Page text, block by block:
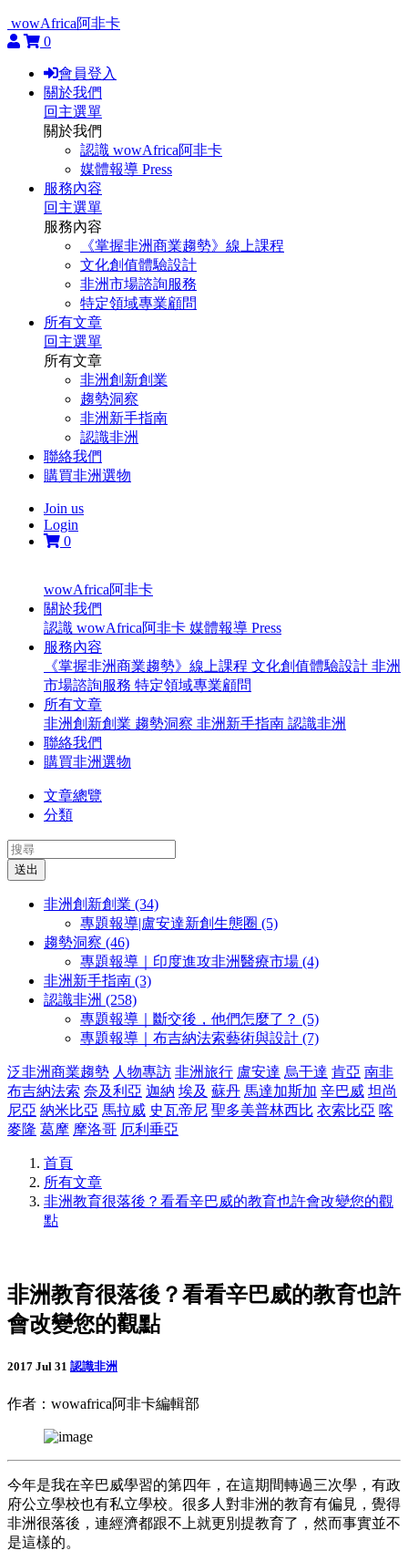
wowAfrica阿非卡
0
會員登入
關於我們
回主選單
關於我們
認識 wowAfrica阿非卡
媒體報導 Press
服務內容
回主選單
服務內容
《掌握非洲商業趨勢》線上課程
文化創值體驗設計
非洲市場諮詢服務
特定領域專業顧問
所有文章
回主選單
所有文章
非洲創新創業
趨勢洞察
非洲新手指南
認識非洲
聯絡我們
購買非洲選物
Join us
Login
0
wowAfrica阿非卡
關於我們
認識 wowAfrica阿非卡 媒體報導 Press
服務內容
《掌握非洲商業趨勢》線上課程 文化創值體驗設計 非洲
市場諮詢服務 特定領域專業顧問
所有文章
非洲創新創業 趨勢洞察 非洲新手指南 認識非洲
聯絡我們
購買非洲選物
文章總覽
分類
送出
非洲創新創業 (34)
專題報導|盧安達新創生態圈 (5)
趨勢洞察 (46)
專題報導｜印度進攻非洲醫療市場 (4)
非洲新手指南 (3)
認識非洲 (258)
專題報導｜斷交後，他們怎麼了？ (5)
專題報導｜布吉納法索藝術與設計 (7)
泛非洲商業趨勢 人物專訪 非洲旅行 盧安達 烏干達 肯亞 南非
布吉納法索 奈及利亞 迦納 埃及 蘇丹 馬達加斯加 辛巴威 坦尚
尼亞 納米比亞 馬拉威 史瓦帝尼 聖多美普林西比 衣索比亞 喀
麥隆 葛摩 摩洛哥 厄利垂亞
首頁
所有文章
非洲教育很落後？看看辛巴威的教育也許會改變您的觀
點
非洲教育很落後？看看辛巴威的教育也許
會改變您的觀點
2017 Jul 31 認識非洲
作者：wowafrica阿非卡編輯部
今年是我在辛巴威學習的第四年，在這期間轉過三次學，有政
府公立學校也有私立學校。很多人對非洲的教育有偏見，覺得
非洲很落後，連經濟都跟不上就更別提教育了，然而事實並不
是這樣的。